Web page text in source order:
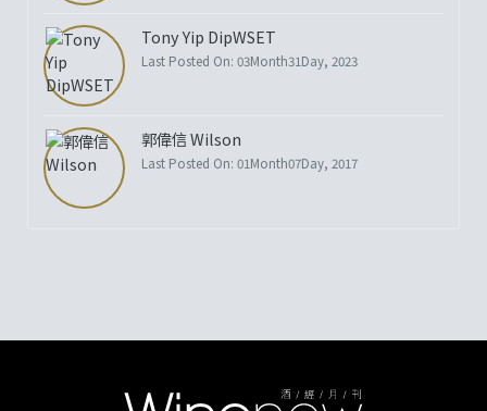
Tony Yip DipWSET
Last Posted On: 03Month31Day, 2023
郭偉信 Wilson
Last Posted On: 01Month07Day, 2017